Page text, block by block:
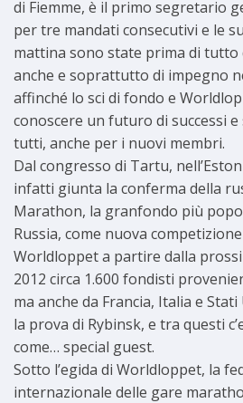
di Fiemme, è il primo segretario
per tre mandati consecutivi e le
mattina sono state prima di
anche e soprattutto di impegno
affinché lo sci di fondo e
conoscere un futuro di successi
tutti, anche per i nuovi membri.
Dal congresso di Tartu,
infatti giunta la conferma della
Marathon, la granfondo più
Russia, come nuova
Worldloppet a partire dalla
2012 circa 1.600 fondisti
ma anche da Francia, Italia e
la prova di Rybinsk, e tra questi
come… special guest.
Sotto l’egida di Worldloppet, la
internazionale delle gare